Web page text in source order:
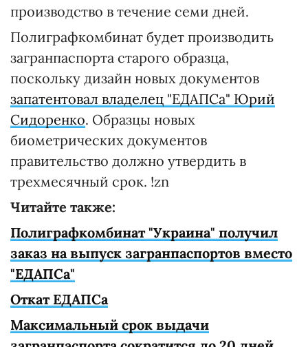
производство в течение семи дней.
Полиграфкомбинат будет производить
загранпаспорта старого образца,
поскольку дизайн новых документов
запатентовал владелец "ЕДАПСа" Юрий
Сидоренко. Образцы новых
биометрических документов
правительство должно утвердить в
трехмесячный срок. !zn
Читайте также:
Полиграфкомбинат "Украина" получил
заказ на выпуск загранпаспортов вместо
"ЕДАПСа"
Откат ЕДАПСа
Максимальный срок выдачи